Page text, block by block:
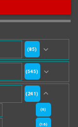
(85)
(545)
(241)
(6)
(16)